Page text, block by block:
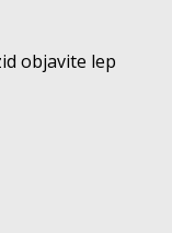
objavite lep